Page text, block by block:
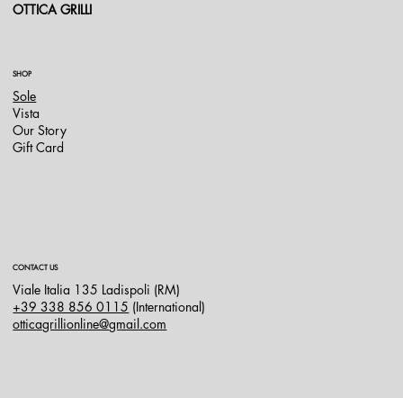
OTTICA GRILLI
SHOP
Sole
Vista
Our Story
Gift Card
CONTACT US
Viale Italia 135 Ladispoli (RM)
+39 338 856 0115 (International)
otticagrillionline@gmail.com